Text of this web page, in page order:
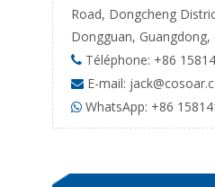
Road, Dongcheng
Dongguan, Guangdong,
 Téléphone: +86
 E-mail:
 WhatsApp: +86